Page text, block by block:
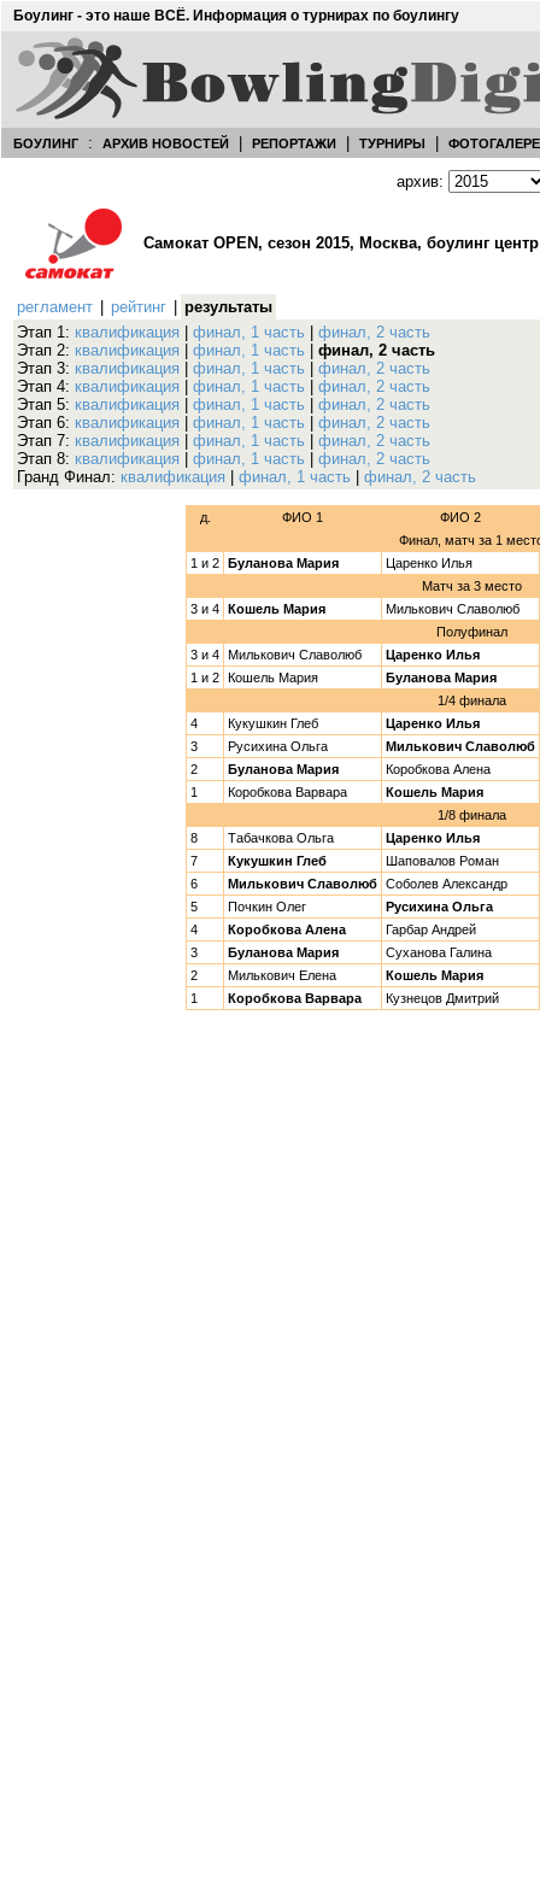
Боулинг - это наше ВСЁ. Информация о турнирах по боулингу
БОУЛИНГ : АРХИВ НОВОСТЕЙ РЕПОРТАЖИ ТУРНИРЫ
архив:
Самокат OPEN, сезон 2015, Москва, боулинг
регламент рейтинг
результаты
Этап 1: квалификация финал, 1 часть
финал, 2 часть
Этап 2: квалификация финал, 1 часть
финал, 2 часть
Этап 3: квалификация финал, 1 часть
финал, 2 часть
Этап 4: квалификация финал, 1 часть
финал, 2 часть
Этап 5: квалификация финал, 1 часть
финал, 2 часть
Этап 6: квалификация финал, 1 часть
финал, 2 часть
Этап 7: квалификация финал, 1 часть
финал, 2 часть
Этап 8: квалификация финал, 1 часть
финал, 2 часть
Гранд Финал: квалификация финал, 1 часть финал, 2 часть
д. ФИО 1
ФИО 2
Финал, матч за 1
1 и 2 Буланова Мария
Царенко Илья
Матч за 3 место
3 и 4 Кошель Мария
Милькович Славолюб
Полуфинал
3 и 4 Милькович Славолюб
Царенко Илья
1 и 2 Кошель Мария
Буланова Мария
1/4 финала
4
Кукушкин Глеб
Царенко Илья
3
Русихина Ольга
Милькович Славолюб
2
Буланова Мария
Коробкова Алена
1
Коробкова Варвара
Кошель Мария
1/8 финала
8
Табачкова Ольга
Царенко Илья
7
Кукушкин Глеб
Шаповалов Роман
6
Милькович Славолюб Соболев Александр
5
Почкин Олег
Русихина Ольга
4
Коробкова Алена
Гарбар Андрей
3
Буланова Мария
Суханова Галина
2
Милькович Елена
Кошель Мария
1
Коробкова Варвара Кузнецов Дмитрий